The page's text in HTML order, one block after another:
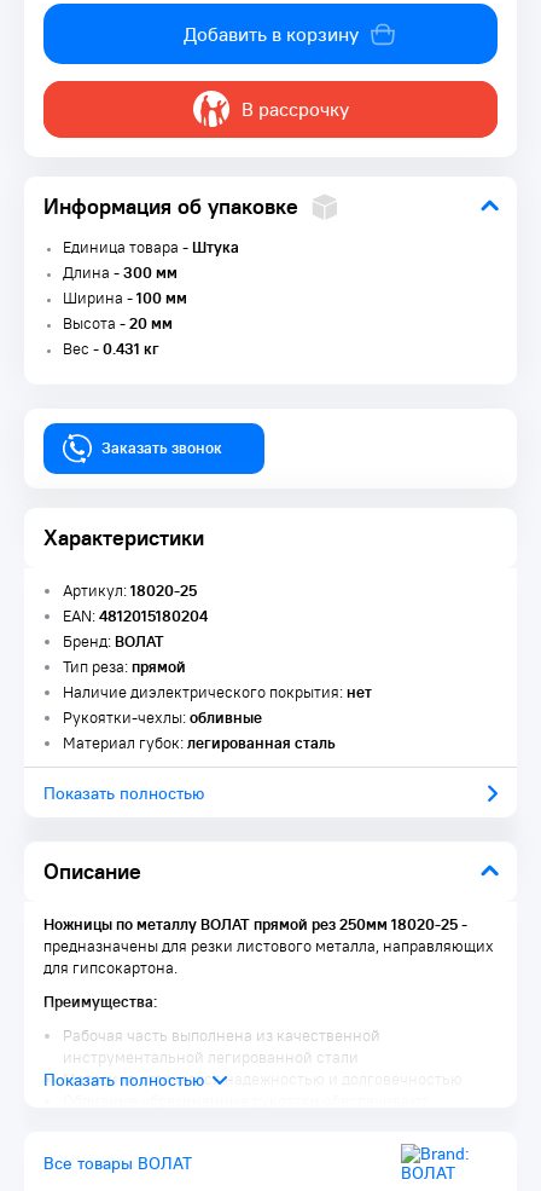
Добавить в корзину
В рассрочку
Информация об упаковке
Единица товара -Штука
Длина -300 мм
Ширина -100 мм
Высота -20 мм
Вес -0.431 кг
Заказать звонок
Характеристики
Описание
Артикул:18020-25
EAN:4812015180204
Бренд:ВОЛАТ
Тип реза:прямой
Наличие диэлектрического покрытия:нет
Рукоятки-чехлы:обливные
Материал губок:легированная сталь
Показать полностью
Ножницы по металлу ВОЛАТ прямой рез 250мм 18020-25-
предназначены для резки листового металла, направляющих
для гипсокартона.
Преимущества:
Рабочая часть выполнена из качественной
инструментальной легированной стали
Материал отличается надежностью и долговечностью
Комплектация:
Все товары ВОЛАТ